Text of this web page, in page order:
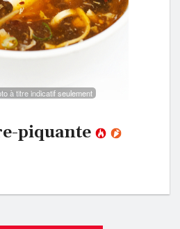
à titre indicatif seulement
piquante